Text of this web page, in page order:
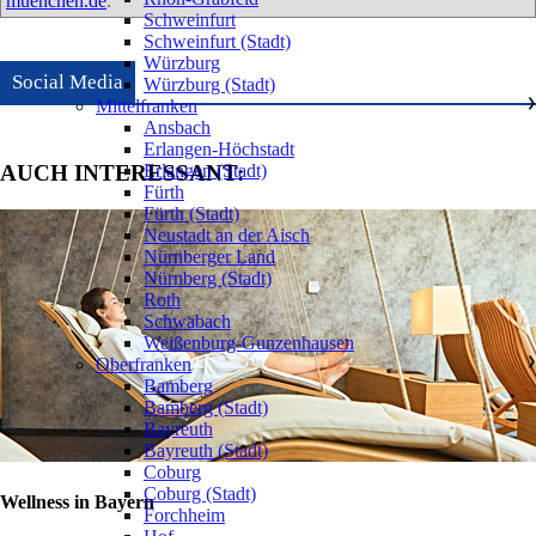
Social Media
AUCH INTERESSANT:
Wellness in Bayern
Schweinfurt
Schweinfurt (Stadt)
Würzburg
Würzburg (Stadt)
Mittelfranken
❯
Ansbach
Erlangen-Höchstadt
Erlangen (Stadt)
Fürth
Fürth (Stadt)
Neustadt an der Aisch
Nürnberger Land
Nürnberg (Stadt)
Roth
Schwabach
Weißenburg-Gunzenhausen
Oberfranken
❯
Bamberg
Bamberg (Stadt)
Bayreuth
Bayreuth (Stadt)
Coburg
Coburg (Stadt)
Forchheim